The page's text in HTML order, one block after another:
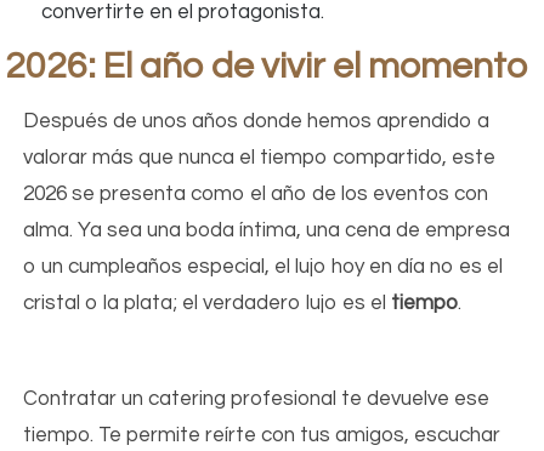
convertirte en el protagonista.
2026: El año de vivir el momento
Después de unos años donde hemos aprendido a
valorar más que nunca el tiempo compartido, este
2026 se presenta como el año de los eventos con
alma. Ya sea una boda íntima, una cena de empresa
o un cumpleaños especial, el lujo hoy en día no es el
cristal o la plata; el verdadero lujo es el tiempo.
Contratar un catering profesional te devuelve ese
tiempo. Te permite reírte con tus amigos, escuchar